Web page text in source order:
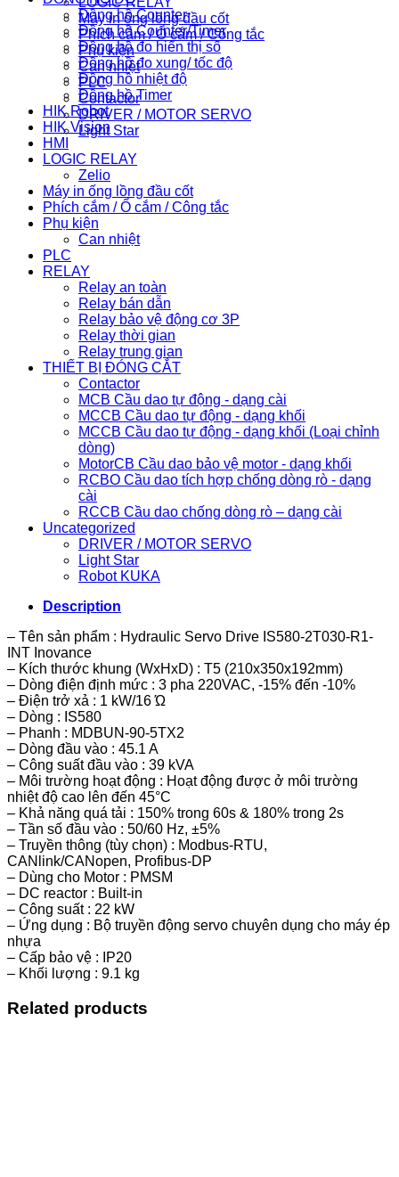
Máy in ống lồng đầu cốt
Phích cắm / Ổ cắm / Công tắc
Phụ kiện
Can nhiệt
PLC
Contactor
DRIVER / MOTOR SERVO
Light Star
Đồng hồ Counter
Đồng hồ Counter/Timer
Đồng hồ đo hiển thị số
Đồng hồ đo xung/ tốc độ
Đồng hồ nhiệt độ
Đồng hồ Timer
HIK Robot
HIK Vision
HMI
LOGIC RELAY
Zelio
Máy in ống lồng đầu cốt
Phích cắm / Ổ cắm / Công tắc
Phụ kiện
Can nhiệt
PLC
RELAY
Relay an toàn
Relay bán dẫn
Relay bảo vệ động cơ 3P
Relay thời gian
Relay trung gian
THIẾT BỊ ĐÓNG CẮT
Contactor
MCB Cầu dao tự động - dạng cài
MCCB Cầu dao tự động - dạng khối
MCCB Cầu dao tự động - dạng khối (Loại chỉnh
dòng)
MotorCB Cầu dao bảo vệ motor - dạng khối
RCBO Cầu dao tích hợp chống dòng rò - dạng
cài
RCCB Cầu dao chống dòng rò – dạng cài
Uncategorized
DRIVER / MOTOR SERVO
Light Star
Robot KUKA
Description
– Tên sản phẩm : Hydraulic Servo Drive IS580-2T030-R1-
INT Inovance
– Kích thước khung (WxHxD) : T5 (210x350x192mm)
– Dòng điện định mức : 3 pha 220VAC, -15% đến -10%
– Điện trở xả : 1 kW/16 Ώ
– Dòng : IS580
– Phanh : MDBUN-90-5TX2
– Dòng đầu vào : 45.1 A
– Công suất đầu vào : 39 kVA
– Môi trường hoạt động : Hoạt động được ở môi trường
nhiệt độ cao lên đến 45°C
– Khả năng quá tải : 150% trong 60s & 180% trong 2s
– Tần số đầu vào : 50/60 Hz, ±5%
– Truyền thông (tùy chọn) : Modbus-RTU,
CANlink/CANopen, Profibus-DP
– Dùng cho Motor : PMSM
– DC reactor : Built-in
– Công suất : 22 kW
– Ứng dụng : Bộ truyền động servo chuyên dụng cho máy ép
nhựa
– Cấp bảo vệ : IP20
– Khối lượng : 9.1 kg
Related products